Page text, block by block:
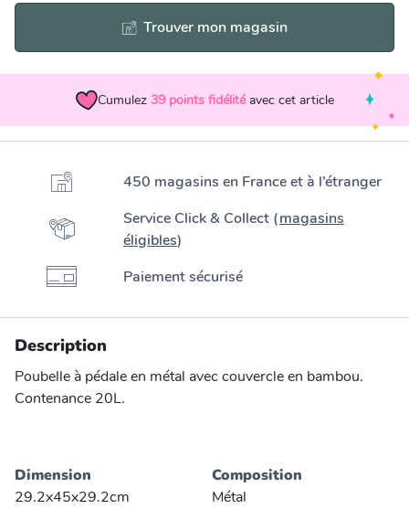
Trouver mon magasin
Cumulez 39 points fidélité avec cet article
450 magasins en France et à l’étranger
Service Click & Collect (magasins
éligibles)
Paiement sécurisé
Description
Poubelle à pédale en métal avec couvercle en bambou.
Contenance 20L.
Dimension
29.2x45x29.2cm
Composition
Métal